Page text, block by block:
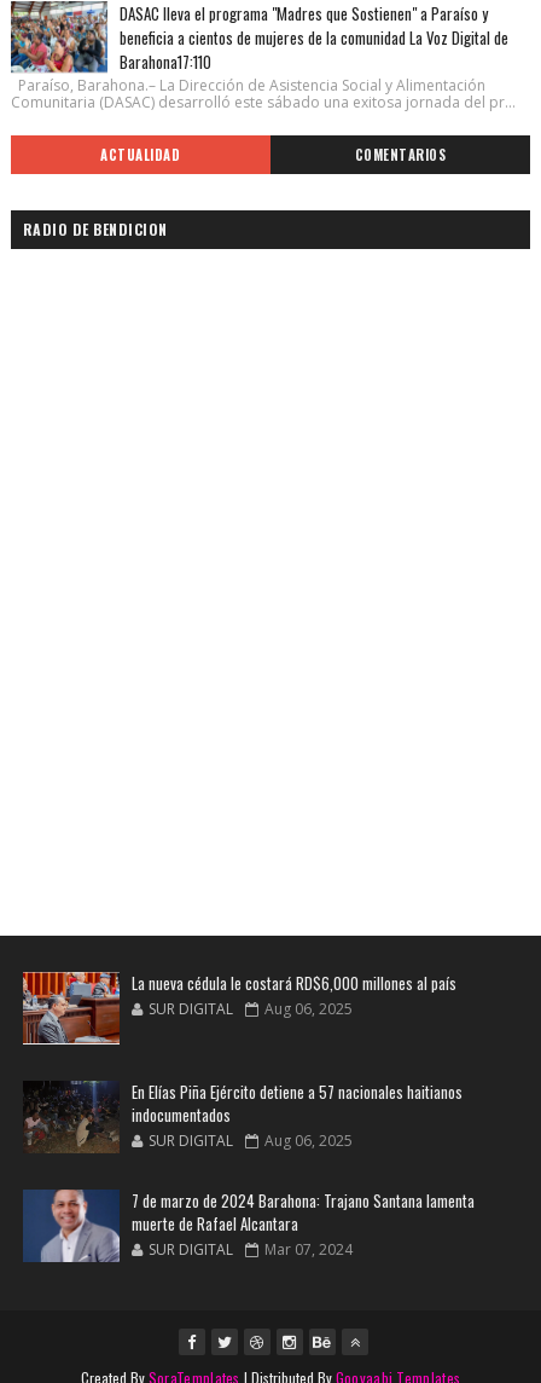
DASAC lleva el programa "Madres que Sostienen" a Paraíso y
beneficia a cientos de mujeres de la comunidad La Voz Digital de
Barahona17:110
Paraíso, Barahona.– La Dirección de Asistencia Social y Alimentación
Comunitaria (DASAC) desarrolló este sábado una exitosa jornada del pr...
ACTUALIDAD COMENTARIOS
RADIO DE BENDICION
La nueva cédula le costará RD$6,000 millones al país
SUR DIGITAL Aug 06, 2025
En Elías Piña Ejército detiene a 57 nacionales haitianos
indocumentados
SUR DIGITAL Aug 06, 2025
7 de marzo de 2024 Barahona: Trajano Santana lamenta
muerte de Rafael Alcantara
SUR DIGITAL Mar 07, 2024
Created BySoraTemplates | Distributed ByGooyaabi Templates